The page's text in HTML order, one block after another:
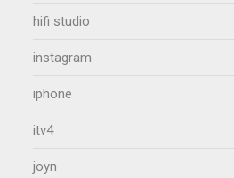
hifi studio
instagram
iphone
itv4
joyn